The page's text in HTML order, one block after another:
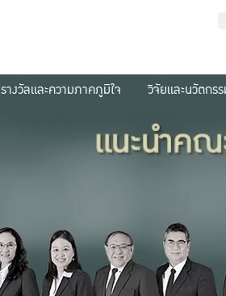
รางวัลและความภาคภูมิใจ วิจัยและนวัตกร